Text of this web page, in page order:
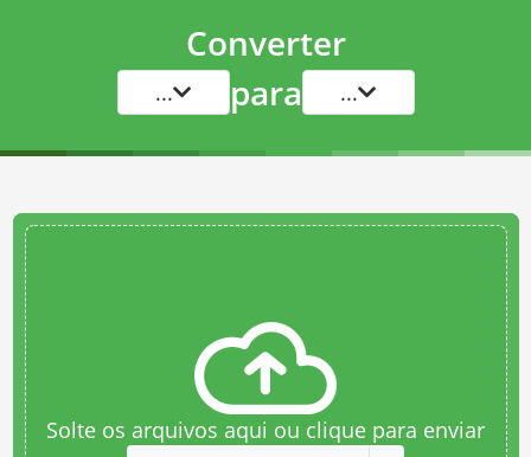
Converter
... para ...
Solte os arquivos aqui ou clique para enviar